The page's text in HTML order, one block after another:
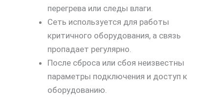
перегрева или следы влаги.
Сеть используется для работы
критичного оборудования, а связь
пропадает регулярно.
После сброса или сбоя неизвестны
параметры подключения и доступ к
оборудованию.